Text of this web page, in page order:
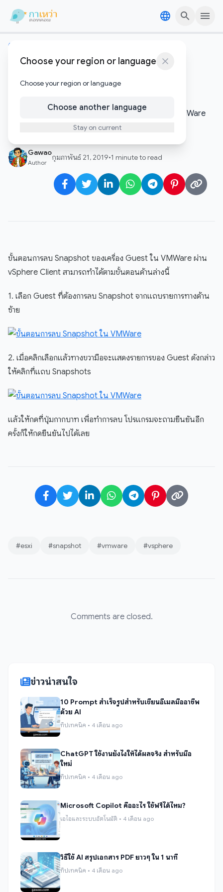
Choose your region or language
Choose your region or language
Choose another language
Stay on current
ทิปเทคนิค
ขั้นตอนการลบ Snapshot ใน
vSphere Client
ขั้นตอนการลบ Snapshot ของเครื่อง Guest ใน VMWare
Gawao
Author
กุมภาพันธ์ 21, 2019•1 minute to read
ขั้นตอนการลบ Snapshot ของเครื่อง Guest ใน VMWare ผ่าน
vSphere Client สามารถทำได้ตามขั้นตอนด้านล่างนี้
1. เลือก Guest ที่ต้องการลบ Snapshot จากแถบรายการทางด้าน
ซ้าย
2. เมื่อคลิกเลือกแล้วทางขวามือจะแสดงรายการของ Guest ดังกล่าว
ให้คลิกที่แถบ Snapshots
แล้วให้กดที่ปุ่มกากบาท เพื่อทำการลบ โปรแกรมจะถามยืนยันอีก
ครั้งก็ให้กดยืนยันไปได้เลย
#esxi #snapshot #vmware #vsphere
Comments are closed.
ข่าวน่าสนใจ
10 Prompt สำเร็จรูปสำหรับเขียนอีเมลมืออาชีพ
ด้วย AI
ทิปเทคนิค • 4 เดือน ago
ChatGPT ใช้งานยังไงให้ได้ผลจริง สำหรับมือ
ใหม่
ทิปเทคนิค • 4 เดือน ago
Microsoft Copilot คืออะไร ใช้ฟรีได้ไหม?
เอไอและระบบอัตโนมัติ • 4 เดือน ago
วิธีใช้ AI สรุปเอกสาร PDF ยาวๆ ใน 1 นาที
ทิปเทคนิค • 4 เดือน ago